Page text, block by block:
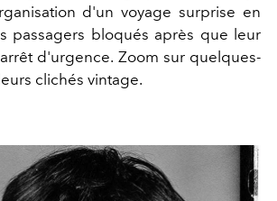
d'un voyage surprise en
passagers bloqués après que leur
d'urgence. Zoom sur quelques-
clichés vintage.